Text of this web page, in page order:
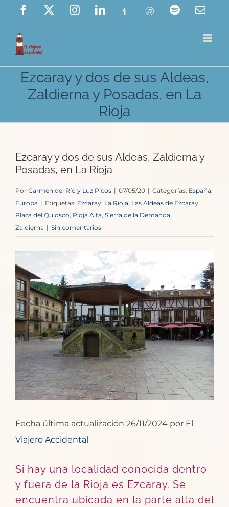
Saltar
contenido
Facebook InstagramLinkedIn
Ivoox ITunes Spotify
Ezcaray y dos de sus Aldeas,
Zaldierna y Posadas, en La
Rioja
Ezcaray y dos de sus Aldeas, Zaldierna y
Posadas, en La Rioja
Por Carmen del Río y Luz Picos | 07/05/20 | Categorías: España
Europa | Etiquetas: Ezcaray La Rioja Las Aldeas de Ezcaray
Plaza del Quiosco Rioja Alta Sierra de la Demanda
Zaldierna | Sin comentarios
imagen
más
grande
Fecha última actualización 26/11/2024 por El
Viajero Accidental
Si hay una localidad conocida dentro
y fuera de la Rioja es Ezcaray. Se
encuentra ubicada en la parte alta del